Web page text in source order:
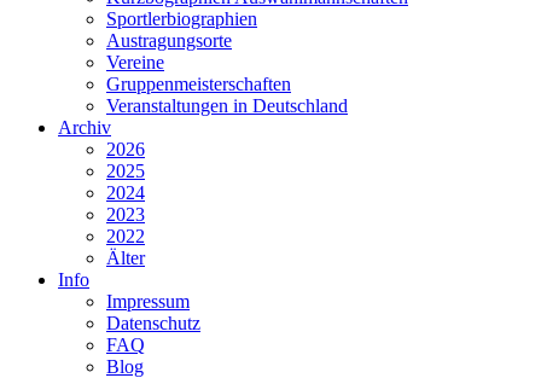
Sportlerbiographien
Austragungsorte
Vereine
Gruppenmeisterschaften
Veranstaltungen in Deutschland
Archiv
2026
2025
2024
2023
2022
Älter
Info
Impressum
Datenschutz
FAQ
Blog